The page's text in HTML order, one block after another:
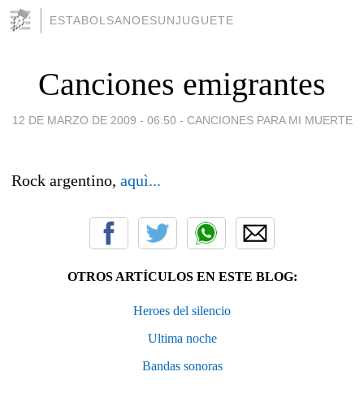
ESTABOLSANOESUNJUGUETE
Canciones emigrantes
12 DE MARZO DE 2009 - 06:50 - CANCIONES PARA MI MUERTE
Rock argentino, aquì...
OTROS ARTÍCULOS EN ESTE BLOG:
Heroes del silencio
Ultima noche
Bandas sonoras